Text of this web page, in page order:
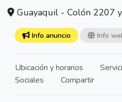
Guayaquil - Colón 2207
Info anuncio Info
Ubicación y horarios
Sociales
Compartir